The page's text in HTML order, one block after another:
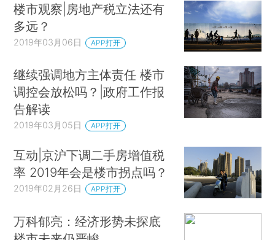
楼市观察|房地产税立法还有
多远？
2019年03月06日 APP打开
继续强调地方主体责任 楼市
调控会放松吗？|政府工作报
告解读
2019年03月05日 APP打开
互动|京沪下调二手房增值税
率 2019年会是楼市拐点吗？
2019年02月26日 APP打开
万科郁亮：经济形势未探底